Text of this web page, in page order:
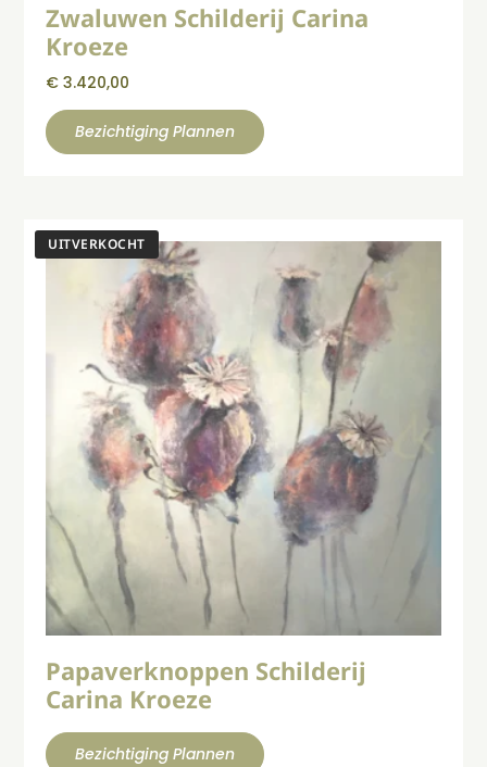
Zwaluwen Schilderij Carina
Kroeze
€ 3.420,00
Bezichtiging Plannen
Papaverknoppen Schilderij
Carina Kroeze
Bezichtiging Plannen